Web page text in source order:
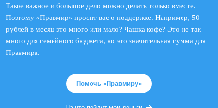
Такое важное и большое дело можно делать только вместе.
Поэтому «Правмир» просит вас о поддержке. Например, 50
рублей в месяц это много или мало? Чашка кофе? Это не так
много для семейного бюджета, но это значительная сумма для
Правмира.
Помочь «Правмиру»